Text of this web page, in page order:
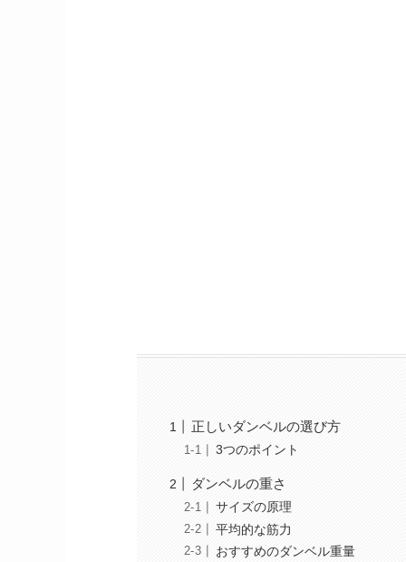
正しいダンベルの選び方
3つのポイント
ダンベルの重さ
サイズの原理
平均的な筋力
おすすめのダンベル重量